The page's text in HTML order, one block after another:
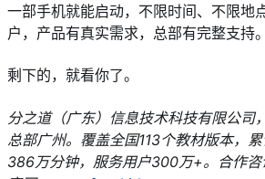
一部手机就能启动，不限时间、不限地
户，产品有真实需求，总部有完整支持。
剩下的，就看你了。
分之道（广东）信息技术科技有限公司
总部广州。覆盖全国113个教材版本，
386万分钟，服务用户300万+。合作